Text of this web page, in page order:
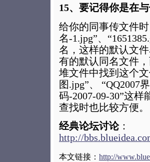
15、要记得你是在
给你的同事传文件
名-1.jpg”、
名，这样的默认文
有的默认同名文件
堆文件中找到这个
图.jpg”、 “QQ2007
码-2007-09-30”这
查找时也比较方便。
经典论坛讨论：
http://
本文链接： http://